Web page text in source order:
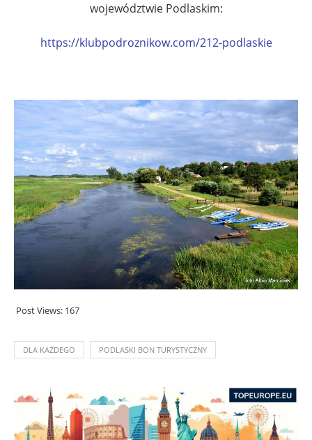
województwie Podlaskim:
https://klubpodroznikow.com/212-podlaskie
Post Views: 167
DLA KAŻDEGO PODLASKI BON TURYSTYCZNY